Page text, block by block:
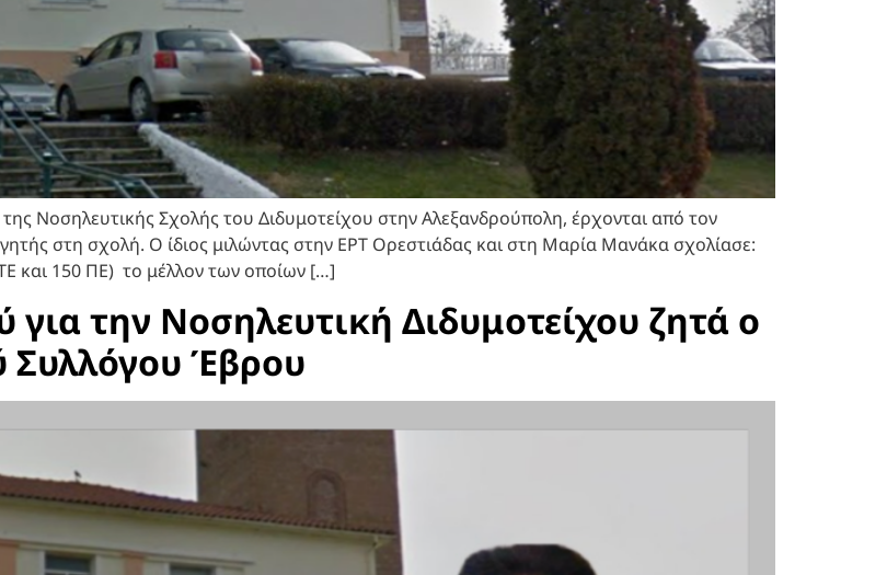
Νοσηλευτικής Σχολής του Διδυμοτείχου στην Αλεξανδρούπολη, έρχονται από τον
στη σχολή. Ο ίδιος μιλώντας στην ΕΡΤ Ορεστιάδας και στη Μαρία Μανάκα σχολίασε:
και 150 ΠΕ) το μέλλον των οποίων […]
την Νοσηλευτική Διδυμοτείχου ζητά ο
Συλλόγου Έβρου